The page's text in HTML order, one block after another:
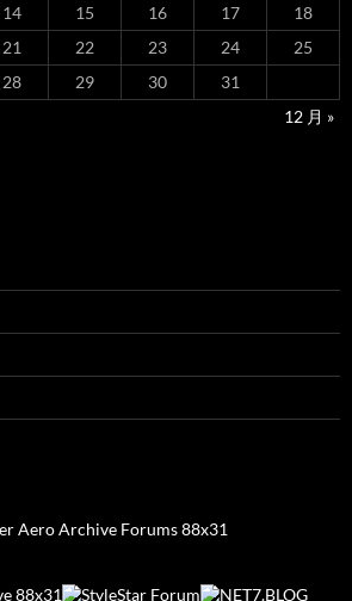
14 15 16 17
18
21 22 23 24
25
28 29 30
31
12 月 »